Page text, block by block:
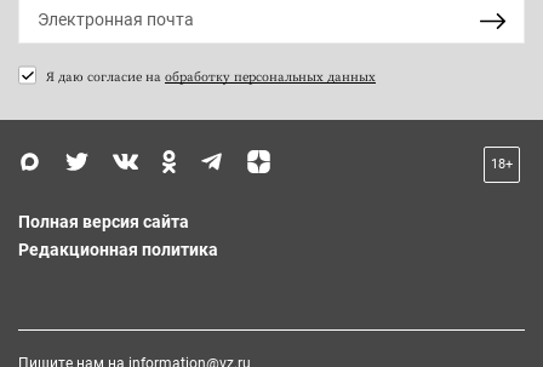
Я даю согласие на обработку персональных данных
18+
Полная версия сайта
Редакционная политика
Пишите нам на information@vz.ru